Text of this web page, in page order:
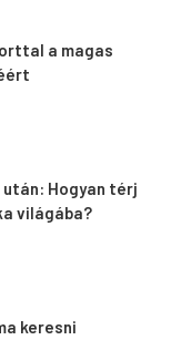
a magas
után: Hogyan térj
világába?
keresni